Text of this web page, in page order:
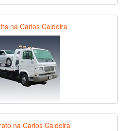
na Carlos Caldeira
na Carlos Caldeira